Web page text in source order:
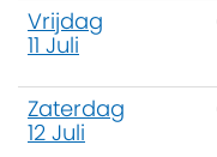
Vrijdag
11 Juli
Zaterdag
12 Juli